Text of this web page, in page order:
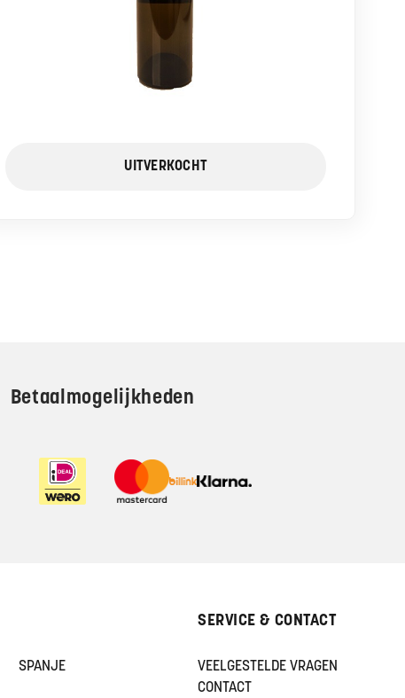
UITVERKOCHT
Betaalmogelijkheden
SPANJE
SERVICE & CONTACT
VEELGESTELDE VRAGEN
CONTACT